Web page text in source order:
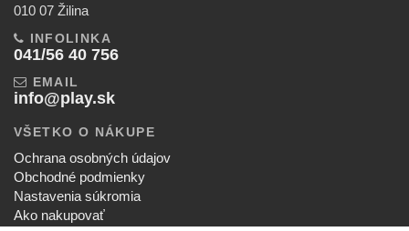
010 07 Žilina
INFOLINKA
041/56 40 756
EMAIL
info@play.sk
VŠETKO O NÁKUPE
Ochrana osobných údajov
Obchodné podmienky
Nastavenia súkromia
Ako nakupovať